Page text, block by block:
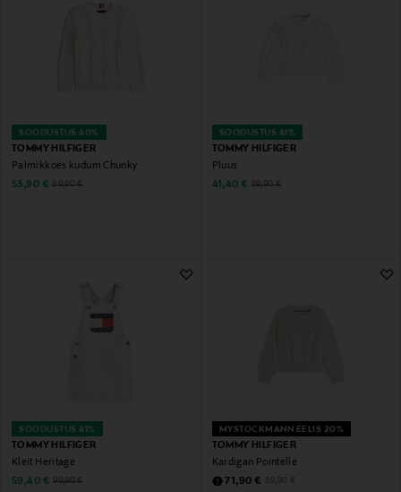
SOODUSTUS 40%
TOMMY HILFIGER
Palmikkoes kudum Chunky
Discounted Price
53,90 € Original Price
89,90 €
SOODUSTUS 41%
TOMMY HILFIGER
Pluus
Discounted Price
41,40 € Original Price
69,90 €
SOODUSTUS 41%
TOMMY HILFIGER
Kleit Heritage
Discounted Price
59,40 € Original Price
99,90 €
MYSTOCKMANN EELIS 20%
TOMMY HILFIGER
Kardigan Pointelle
Discounted Price
71,90 € Original Price
89,90 €